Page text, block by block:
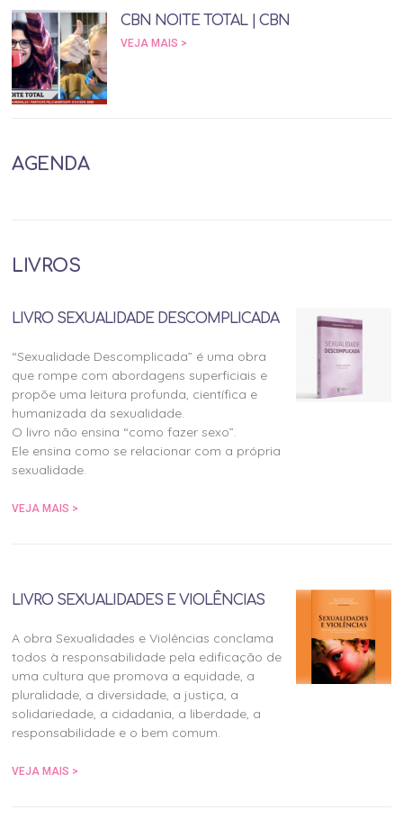
CBN NOITE TOTAL | CBN
VEJA MAIS >
AGENDA
LIVROS
LIVRO SEXUALIDADE DESCOMPLICADA
“Sexualidade Descomplicada” é uma obra
que rompe com abordagens superficiais e
propõe uma leitura profunda, científica e
humanizada da sexualidade.
O livro não ensina “como fazer sexo”.
Ele ensina como se relacionar com a própria
sexualidade.
VEJA MAIS >
LIVRO SEXUALIDADES E VIOLÊNCIAS
A obra Sexualidades e Violências conclama
todos à responsabilidade pela edificação de
uma cultura que promova a equidade, a
pluralidade, a diversidade, a justiça, a
solidariedade, a cidadania, a liberdade, a
responsabilidade e o bem comum.
VEJA MAIS >